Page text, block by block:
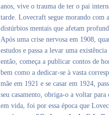
anos, vive o trauma de ter o pai
tarde. Lovecraft segue morando com
distúrbios mentais que afetam
Após uma crise nervosa em 1908,
estudos e passa a levar uma
então, começa a publicar contos de
bem como a dedicar-se à vasta
mãe em 1921 e se casar em 1924,
seu casamento, obriga-o a voltar para
em vida, foi por essa época que